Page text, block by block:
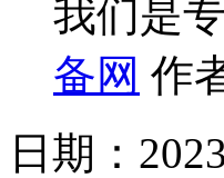
我们是
备网 作
日期：